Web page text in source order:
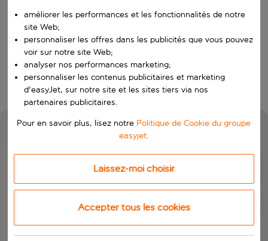
Qui
Rechercher
améliorer les performances et les fonctionnalités de notre
site Web;
personnaliser les offres dans les publicités que vous pouvez
voir sur notre site Web;
analyser nos performances marketing;
personnaliser les contenus publicitaires et marketing
d'easyJet, sur notre site et les sites tiers via nos
partenaires publicitaires.
Pour en savoir plus, lisez notre Politique de Cookie du groupe
easyjet.
Laissez-moi choisir
Accepter tous les cookies